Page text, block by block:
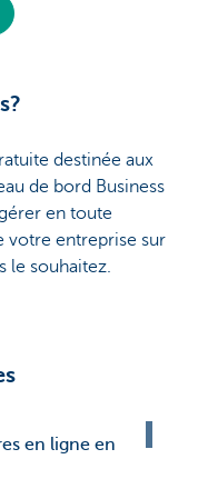
destinée aux
de bord Business
en toute
votre entreprise sur
le souhaitez.
en ligne en